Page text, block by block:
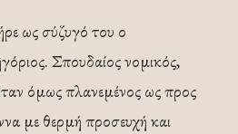
ως σύζυγό του ο
Σπουδαίος νομικός,
όμως πλανεμένος ως προς
με θερμή προσευχή και